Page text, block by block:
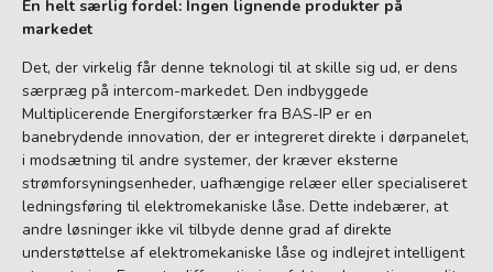
En helt særlig fordel: Ingen lignende produkter på
markedet
Det, der virkelig får denne teknologi til at skille sig ud, er dens
særpræg på intercom-markedet. Den indbyggede
Multiplicerende Energiforstærker fra BAS-IP er en
banebrydende innovation, der er integreret direkte i dørpanelet,
i modsætning til andre systemer, der kræver eksterne
strømforsyningsenheder, uafhængige relæer eller specialiseret
ledningsføring til elektromekaniske låse. Dette indebærer, at
andre løsninger ikke vil tilbyde denne grad af direkte
understøttelse af elektromekaniske låse og indlejret intelligent